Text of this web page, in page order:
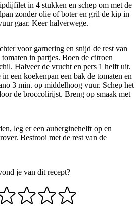
in 4 stukken en schep om met de
zonder olie of boter en gril de kip in
gaar. Keer halverwege.
voor garnering en snijd de rest van
in partjes. Boen de citroen
Halveer de vrucht en pers 1 helft uit.
een koekenpan een bak de tomaten en
3 min. op middelhoog vuur. Schep het
de broccolirijst. Breng op smaak met
leg er een auberginehelft op en
Bestrooi met de rest van de
je van dit recept?